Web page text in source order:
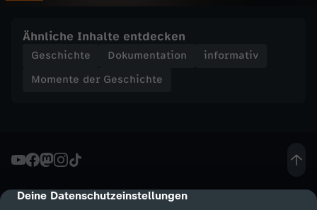
cmp-dialog-description
Deine Datenschutzeinstellungen
h
h
t
Ähnliche Inhalte entdecken
Geschichte Dokumentation
informativ
Momente der Geschichte